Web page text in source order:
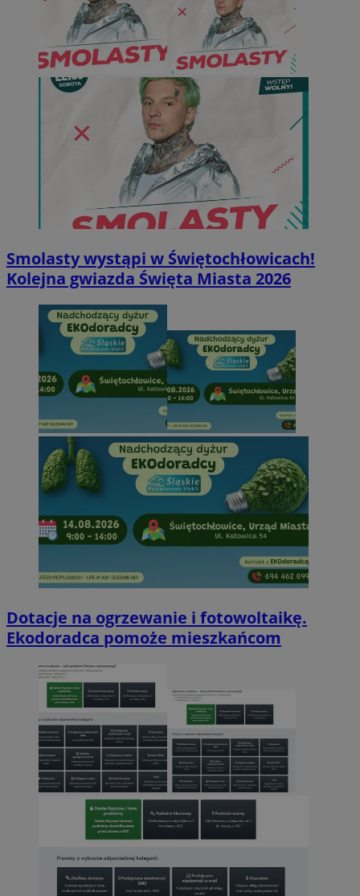
Smolasty wystąpi w Świętochłowicach!
Kolejna gwiazda Święta Miasta 2026
Dotacje na ogrzewanie i fotowoltaikę.
Ekodoradca pomoże mieszkańcom